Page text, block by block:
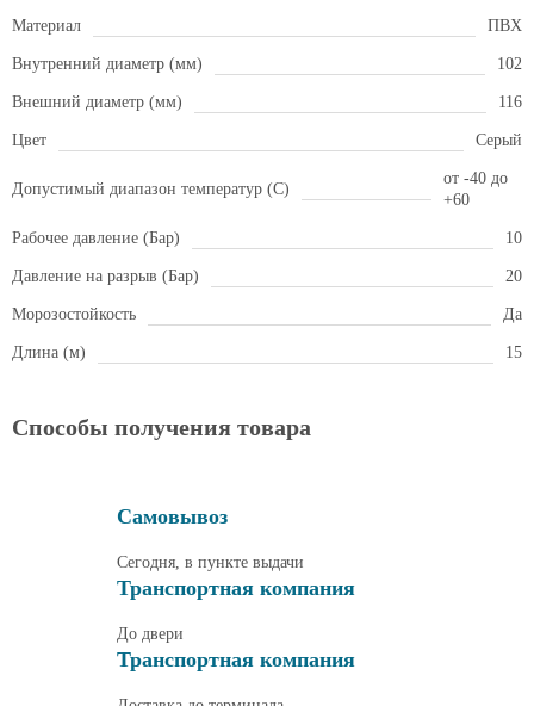
Материал ПВХ
Внутренний диаметр (мм) 102
Внешний диаметр (мм) 116
Цвет Серый
Допустимый диапазон температур (С)
от -40 до
+60
Рабочее давление (Бар) 10
Давление на разрыв (Бар) 20
Морозостойкость Да
Длина (м) 15
Способы получения товара
Самовывоз
Сегодня, в пункте выдачи
Транспортная компания
До двери
Транспортная компания